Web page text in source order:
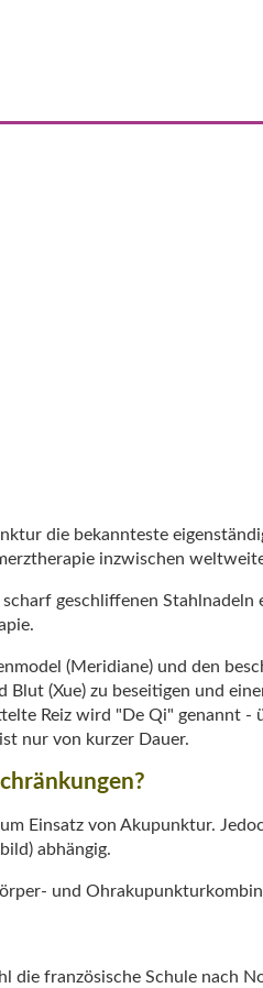
die bekannteste
inzwischen
geschliffenen Stahlnadeln
(Meridiane) und den
(Xue) zu beseitigen und
Reiz wird "De Qi" genannt -
nur von kurzer Dauer.
Einsatz von Akupunktur.
abhängig.
und
französische Schule nach